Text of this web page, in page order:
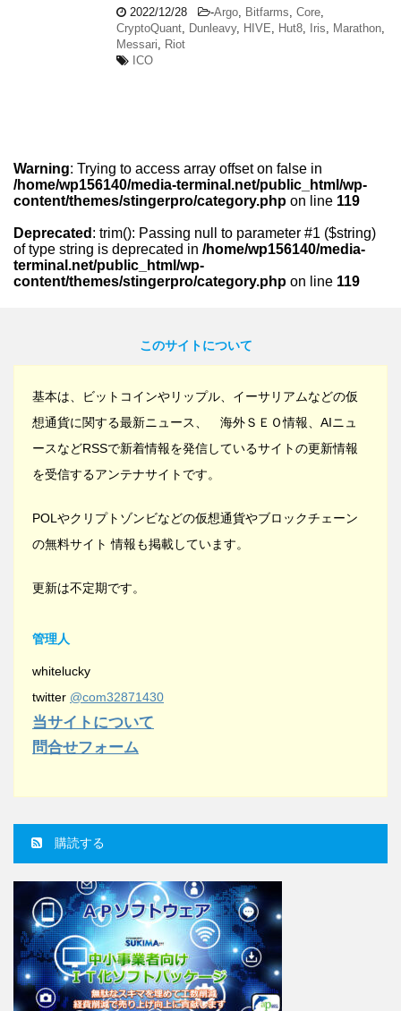
2022/12/28 -Argo Bitfarms Core
CryptoQuant Dunleavy, HIVE Hut8 Iris Marathon
Messari
Riot
ICO
Warning: Trying to access array offset on false in
/home/wp156140/media-terminal.net/public_html/wp-
content/themes/stingerpro/category.php on line 119
Deprecated : trim(): Passing null to parameter #1 ($string)
of type string is deprecated in /home/wp156140/media-
terminal.net/public_html/wp-
content/themes/stingerpro/category.php on line 119
このサイトについて
基本は、ビットコインやリップル、イーサリアムなどの仮
想通貨に関する最新ニュース、 海外ＳＥＯ情報、AIニュ
ースなどRSSで新着情報を発信しているサイトの更新情報
を受信するアンテナサイトです。
POLやクリプトゾンビなどの仮想通貨やブロックチェーン
の無料サイト 情報も掲載しています。
更新は不定期です。
管理人
whitelucky
twitter @com32871430
当サイトについて
問合せフォーム
購読する